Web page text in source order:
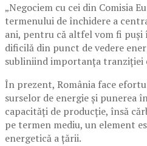
„Negociem cu cei din Comisia
termenului de închidere a
ani, pentru că altfel vom fi
dificilă din punct de vedere
subliniind importanța tranziției
În prezent, România face
surselor de energie și punerea
capacități de producție, însă
pe termen mediu, un element
energetică a țării.